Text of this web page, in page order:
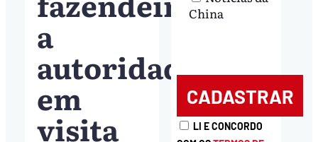
a
autoridades
em
visita
China
LI E CONCORDO